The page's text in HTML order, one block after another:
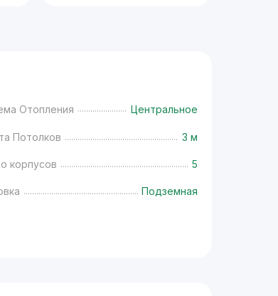
Отопления Центральное
Потолков 3 м
корпусов 5
Подземная